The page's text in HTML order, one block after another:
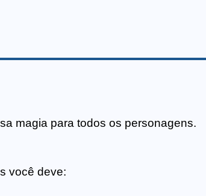
magia para todos os personagens.
você deve: